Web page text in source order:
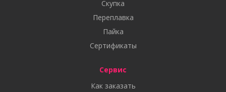
Скупка
Переплавка
Пайка
Сертификаты
Сервис
Как заказать